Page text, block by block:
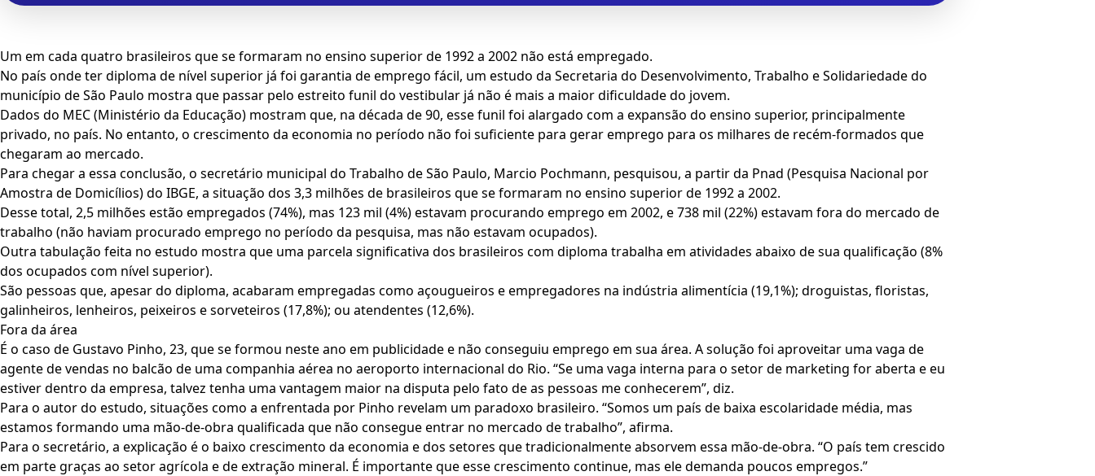
Um em cada quatro brasileiros que se formaram no ensino superior de 1992 a 2002 não está empregado.
No país onde ter diploma de nível superior já foi garantia de emprego fácil, um estudo da Secretaria do Desenvolvimento, Trabalho e Solidariedade do
município de São Paulo mostra que passar pelo estreito funil do vestibular já não é mais a maior dificuldade do jovem.
Dados do MEC (Ministério da Educação) mostram que, na década de 90, esse funil foi alargado com a expansão do ensino superior, principalmente
privado, no país. No entanto, o crescimento da economia no período não foi suficiente para gerar emprego para os milhares de recém-formados que
chegaram ao mercado.
Para chegar a essa conclusão, o secretário municipal do Trabalho de São Paulo, Marcio Pochmann, pesquisou, a partir da Pnad (Pesquisa Nacional por
Amostra de Domicílios) do IBGE, a situação dos 3,3 milhões de brasileiros que se formaram no ensino superior de 1992 a 2002.
Desse total, 2,5 milhões estão empregados (74%), mas 123 mil (4%) estavam procurando emprego em 2002, e 738 mil (22%) estavam fora do mercado de
trabalho (não haviam procurado emprego no período da pesquisa, mas não estavam ocupados).
Outra tabulação feita no estudo mostra que uma parcela significativa dos brasileiros com diploma trabalha em atividades abaixo de sua qualificação (8%
dos ocupados com nível superior).
São pessoas que, apesar do diploma, acabaram empregadas como açougueiros e empregadores na indústria alimentícia (19,1%); droguistas, floristas,
galinheiros, lenheiros, peixeiros e sorveteiros (17,8%); ou atendentes (12,6%).
Fora da área
É o caso de Gustavo Pinho, 23, que se formou neste ano em publicidade e não conseguiu emprego em sua área. A solução foi aproveitar uma vaga de
agente de vendas no balcão de uma companhia aérea no aeroporto internacional do Rio. “Se uma vaga interna para o setor de marketing for aberta e eu
estiver dentro da empresa, talvez tenha uma vantagem maior na disputa pelo fato de as pessoas me conhecerem”, diz.
Para o autor do estudo, situações como a enfrentada por Pinho revelam um paradoxo brasileiro. “Somos um país de baixa escolaridade média, mas
estamos formando uma mão-de-obra qualificada que não consegue entrar no mercado de trabalho”, afirma.
Para o secretário, a explicação é o baixo crescimento da economia e dos setores que tradicionalmente absorvem essa mão-de-obra. “O país tem crescido
em parte graças ao setor agrícola e de extração mineral. É importante que esse crescimento continue, mas ele demanda poucos empregos.”